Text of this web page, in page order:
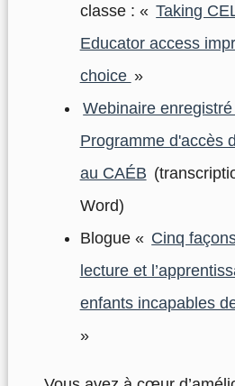
classe : « Taking
Educator access
choice »
Webinaire
Programme d'accès
au CAÉB
Word)
Blogue « Cinq
lecture et
enfants incapables
»